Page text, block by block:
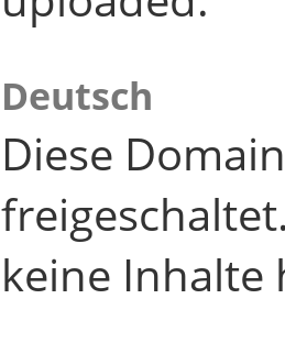
Deutsch
Diese
keine Inhalte